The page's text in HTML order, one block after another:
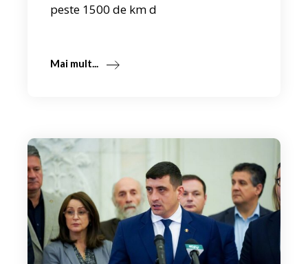
peste 1500 de km d
Mai mult...